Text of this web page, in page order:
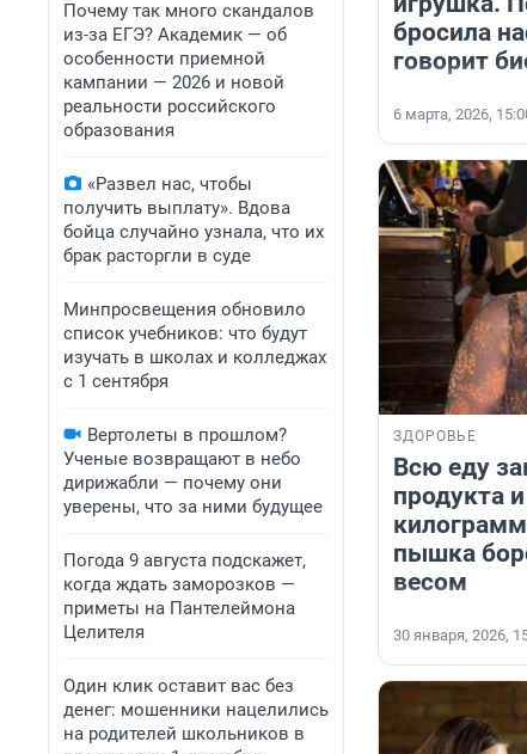
Почему так много скандалов
из-за ЕГЭ? Академик — об
особенности приемной
кампании — 2026 и новой
реальности российского
образования
«Развел нас, чтобы
получить выплату». Вдова
бойца случайно узнала, что их
брак расторгли в суде
Минпросвещения обновило
список учебников: что будут
изучать в школах и колледжах
с 1 сентября
Вертолеты в прошлом?
Ученые возвращают в небо
дирижабли — почему они
уверены, что за ними будущее
Погода 9 августа подскажет,
когда ждать заморозков —
приметы на Пантелеймона
Целителя
Один клик оставит вас без
денег: мошенники нацелились
на родителей школьников в
бросила
говорит
6 марта, 2026,
ЗДОРОВЬЕ
Всю еду
продукта
пышка
весом
30 января, 2026,